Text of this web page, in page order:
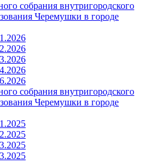
собрания внутригородского
Черемушки в городе
собрания внутригородского
Черемушки в городе